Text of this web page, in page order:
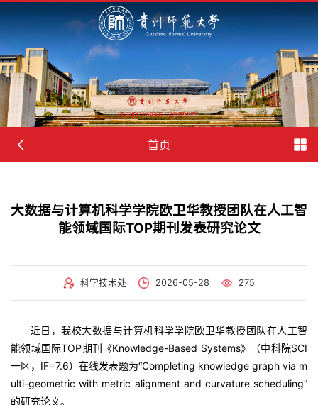
首页
大数据与计算机科学学院欧卫华教授团队在人工智
能领域国际TOP期刊发表研究论文
科学技术处 2026-05-28 275
近日，我校大数据与计算机科学学院欧卫华教授团队在人工智
能领域国际TOP期刊《Knowledge-Based Systems》（中科院SCI
一区，IF=7.6）在线发表题为“Completing knowledge graph via m
ulti-geometric with metric alignment and curvature scheduling”
的研究论文。